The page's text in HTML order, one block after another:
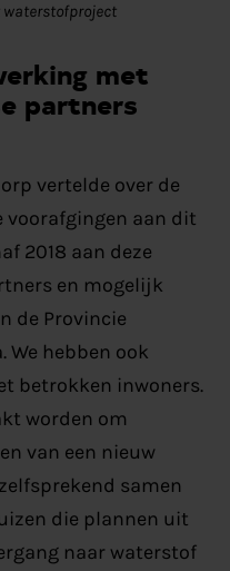
waterstofproject
met
partners
vertelde over de
voorafgingen aan dit
2018 aan deze
en mogelijk
de Provincie
We hebben ook
betrokken inwoners.
worden om
van een nieuw
samen
die plannen uit
naar waterstof